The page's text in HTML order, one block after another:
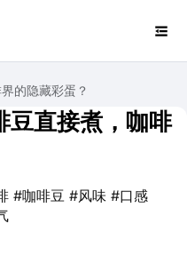
的隐藏彩蛋？
豆直接煮，咖啡
#咖啡豆 #风味 #口感